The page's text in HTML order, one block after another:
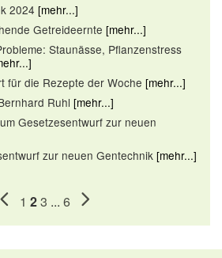
2024 [mehr...]
Getreideernte [mehr...]
Staunässe, Pflanzenstress
für die Rezepte der Woche [mehr...]
Ruhl [mehr...]
Gesetzesentwurf zur neuen
zur neuen Gentechnik [mehr...]
1 23 ... 6